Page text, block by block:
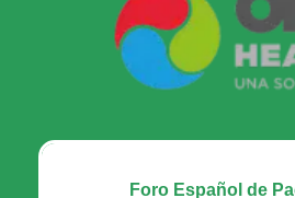
Foro Español de